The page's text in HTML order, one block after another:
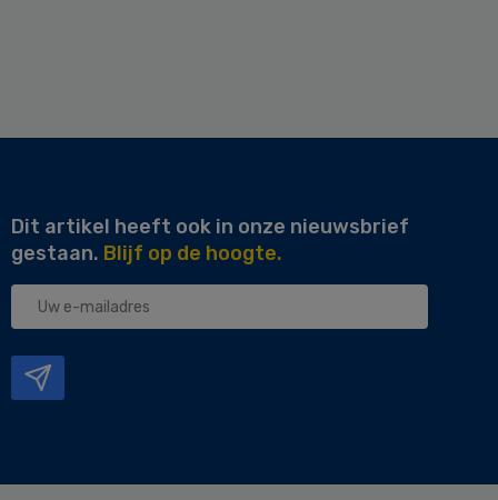
Dit artikel heeft ook in onze nieuwsbrief
gestaan. Blijf op de hoogte.
Uw